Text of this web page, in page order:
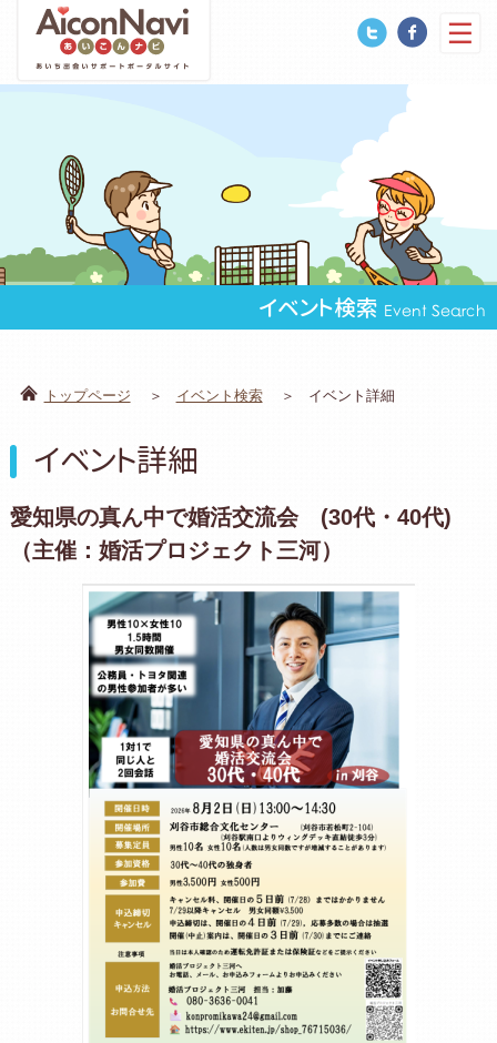
イベント検索 Event Search
トップページ イベント検索 イベント詳細
イベント詳細
愛知県の真ん中で婚活交流会 (30代・40代)
（主催：婚活プロジェクト三河）